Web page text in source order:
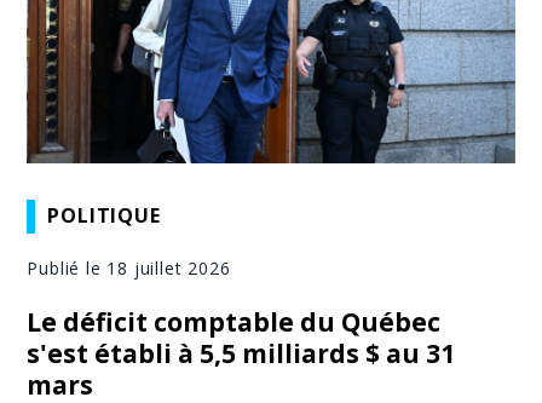
POLITIQUE
Publié le 18 juillet 2026
Le déficit comptable du Québec
s'est établi à 5,5 milliards $ au 31
mars